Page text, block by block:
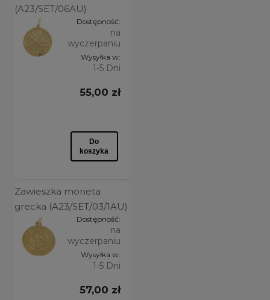
(A23/SET/06AU)
Dostępność:
na
wyczerpaniu
Wysyłka w:
1-5 Dni
55,00 zł
Do
koszyka
Zawieszka moneta
grecka (A23/SET/03/1AU)
Dostępność:
na
wyczerpaniu
Wysyłka w:
1-5 Dni
57,00 zł